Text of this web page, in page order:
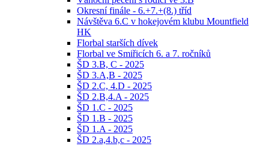
Okresní finále - 6.+7.+(8.) tříd
Návštěva 6.C v hokejovém klubu Mountfield
HK
Florbal starších dívek
Florbal ve Smiřicích 6. a 7. ročníků
ŠD 3.B, C - 2025
ŠD 3.A,B - 2025
ŠD 2.C, 4.D - 2025
ŠD 2.B,4.A - 2025
ŠD 1.C - 2025
ŠD 1.B - 2025
ŠD 1.A - 2025
ŠD 2.a,4.b,c - 2025